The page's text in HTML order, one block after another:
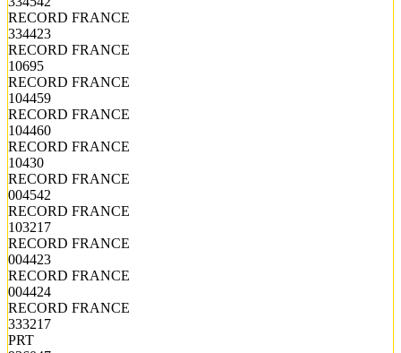
RECORD FRANCE
334423
RECORD FRANCE
10695
RECORD FRANCE
104459
RECORD FRANCE
104460
RECORD FRANCE
10430
RECORD FRANCE
004542
RECORD FRANCE
103217
RECORD FRANCE
004423
RECORD FRANCE
004424
RECORD FRANCE
333217
PRT